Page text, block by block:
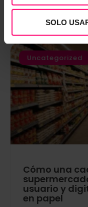
SOLO
Uncategorized
Cómo una
usuario y
en papel